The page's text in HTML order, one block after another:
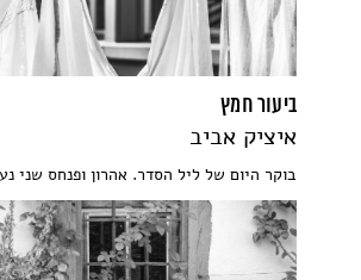
ביעור חמץ
איציק אביב
בוקר היום של ליל הסדר. אהרון ופנחס שני